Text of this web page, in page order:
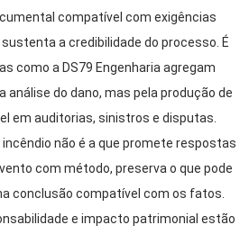
compatível com exigências
a credibilidade do processo. É
como a DS79 Engenharia agregam
análise do dano, mas pela produção de
em auditorias, sinistros e disputas.
não é a que promete respostas
com método, preserva o que pode
conclusão compatível com os fatos.
e impacto patrimonial estão